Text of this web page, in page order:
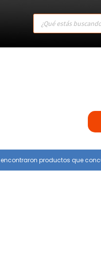
Products
search
encontraron productos que